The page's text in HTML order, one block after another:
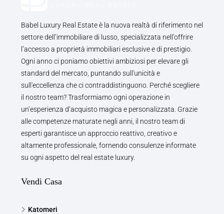
Babel Luxury Real Estate è la nuova realtà di riferimento nel
settore dell’immobiliare di lusso, specializzata nell’offrire
l’accesso a proprietà immobiliari esclusive e di prestigio.
Ogni anno ci poniamo obiettivi ambiziosi per elevare gli
standard del mercato, puntando sull'unicità e
sull'eccellenza che ci contraddistinguono. Perché scegliere
il nostro team? Trasformiamo ogni operazione in
un’esperienza d’acquisto magica e personalizzata. Grazie
alle competenze maturate negli anni, il nostro team di
esperti garantisce un approccio reattivo, creativo e
altamente professionale, fornendo consulenze informate
su ogni aspetto del real estate luxury.
Vendi Casa
Katomeri